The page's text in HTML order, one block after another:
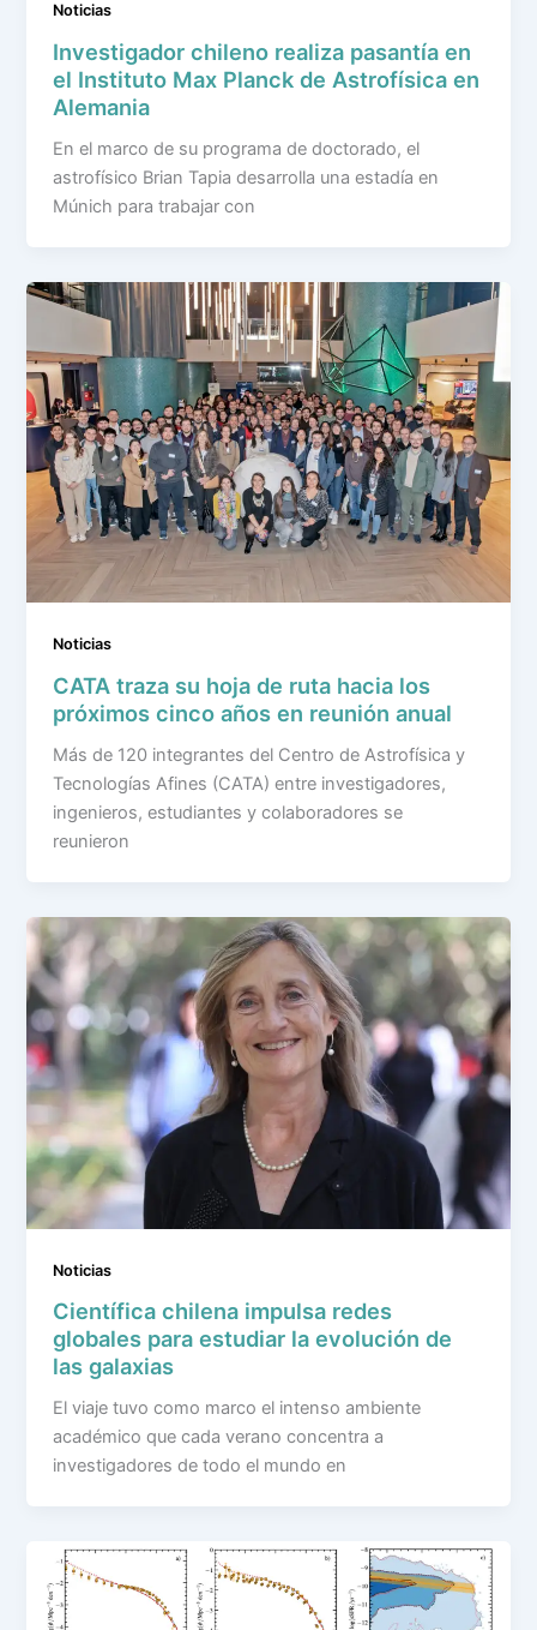
Noticias
Investigador chileno realiza pasantía en
el Instituto Max Planck de Astrofísica en
Alemania
En el marco de su programa de doctorado, el
astrofísico Brian Tapia desarrolla una estadía en
Múnich para trabajar con
Noticias
CATA traza su hoja de ruta hacia los
próximos cinco años en reunión anual
Más de 120 integrantes del Centro de Astrofísica y
Tecnologías Afines (CATA) entre investigadores,
ingenieros, estudiantes y colaboradores se
reunieron
Noticias
Científica chilena impulsa redes
globales para estudiar la evolución de
las galaxias
El viaje tuvo como marco el intenso ambiente
académico que cada verano concentra a
investigadores de todo el mundo en